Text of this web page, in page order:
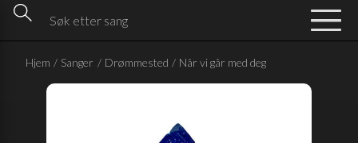
Hjem / Sanger / Drømmested / Når vi går med deg